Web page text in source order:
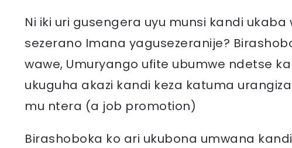
Ni iki uri gusengera uyu munsi kandi
sezerano Imana yagusezeranije?
wawe, Umuryango ufite ubumwe ndetse
ukuguha akazi kandi keza katuma
mu ntera (a job promotion)
Birashoboka ko ari ukubona umwana